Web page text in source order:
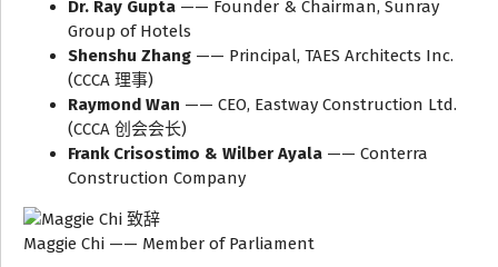
Dr. Ray Gupta —— Founder & Chairman, Sunray
Group of Hotels
Shenshu Zhang —— Principal, TAES Architects Inc.
(CCCA 理事)
Raymond Wan —— CEO, Eastway Construction Ltd.
(CCCA 创会会长)
Frank Crisostimo & Wilber Ayala —— Conterra
Construction Company
Maggie Chi —— Member of Parliament